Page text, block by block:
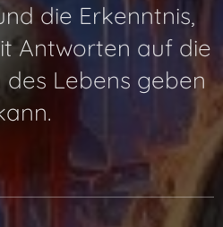
die Erkenntnis,
Antworten auf die
Lebens geben